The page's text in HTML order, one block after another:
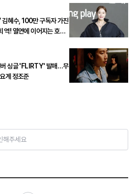
김혜수, 100만 구독자 가진
역! 열연에 이어지는 호평
버 싱글 'FLIRTY' 발매…무
계 정조준
해주세요